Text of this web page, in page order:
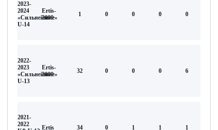
2023-
2024
«Сильнейшие»
U-14
Ertis-
2009
1 0 0 0 0
2022-
2023
«Сильнейшие»
U-13
Ertis-
2009
32 0 0 0 6
2021-
2022
Ertis 34 0 1 1 1